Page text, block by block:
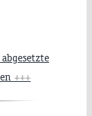
+++